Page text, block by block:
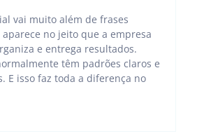
vai muito além de frases
no jeito que a empresa
e entrega resultados.
têm padrões claros e
E isso faz toda a diferença no